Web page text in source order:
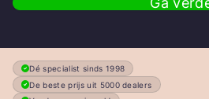
Dé specialist sinds 1998
De beste prijs uit 5000 dealers